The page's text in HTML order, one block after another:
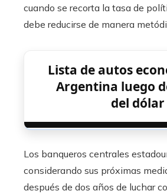
cuando se recorta la tasa de
debe reducirse de manera
Lista de autos
Argentina luego
del dólar
Los banqueros centrales
considerando sus próximas
después de dos años de luchar